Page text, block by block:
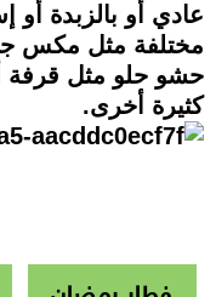
عادي أو بالزبدة
مختلفة مثل مكس
حشو حلو مثل قرفة
كثيرة أخرى.